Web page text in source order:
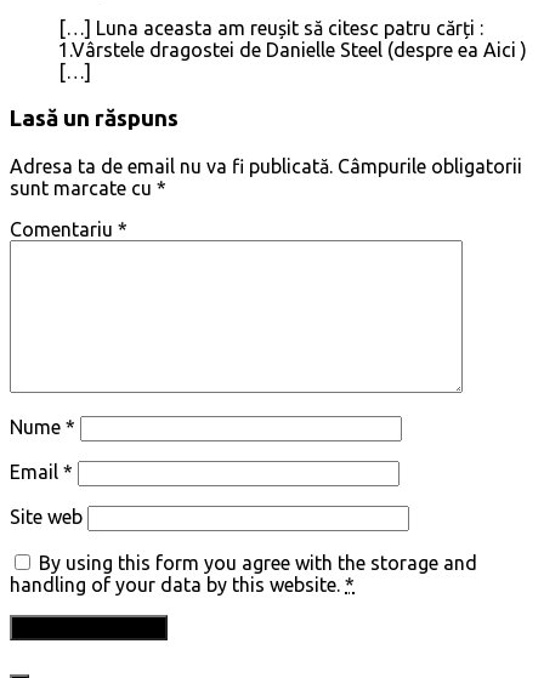
[…] Luna aceasta am reușit să citesc patru cărți :
1.Vârstele dragostei de Danielle Steel (despre ea Aici )
[…]
Lasă un răspuns
Adresa ta de email nu va fi publicată. Câmpurile obligatorii
sunt marcate cu *
Comentariu *
Nume *
Email *
Site web
By using this form you agree with the storage and
handling of your data by this website. *